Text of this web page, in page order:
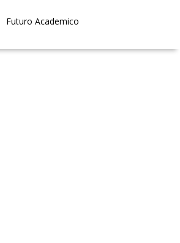
Futuro Academico